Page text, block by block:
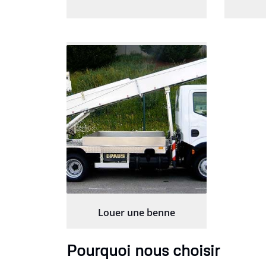
Louer une benne
Pourquoi nous choisir